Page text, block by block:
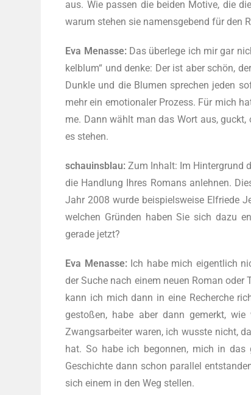
aus. Wie pas­sen die bei­den Moti­ve, die
war­um ste­hen sie namens­ge­bend für den
Eva Men­as­se:Das überlege ich mir gar
kel­blum“ und den­ke: Der ist aber schön,
Dunk­le und die Blu­men spre­chen jeden
mehr ein emo­tio­na­ler Pro­zess. Für mich
me. Dann wählt man das Wort aus,
es stehen.
schau­ins­blau: Zum Inhalt: Im Hin­ter­grund
die Hand­lung Ihres Romans anleh­nen.
Jahr 2008 wur­de bei­spiels­wei­se Elfrie­de
wel­chen Gründen haben Sie sich dazu
gera­de jetzt?
Eva Men­as­se:Ich habe mich eigent­lich
der Suche nach einem neu­en Roman
kann ich mich dann in eine Recher­che
gesto­ßen, habe aber dann gemerkt,
Zwangs­ar­bei­ter waren, ich wuss­te nicht,
hat. So habe ich begon­nen, mich in
Geschich­te dann schon par­al­lel
sich einem in den Weg stellen.